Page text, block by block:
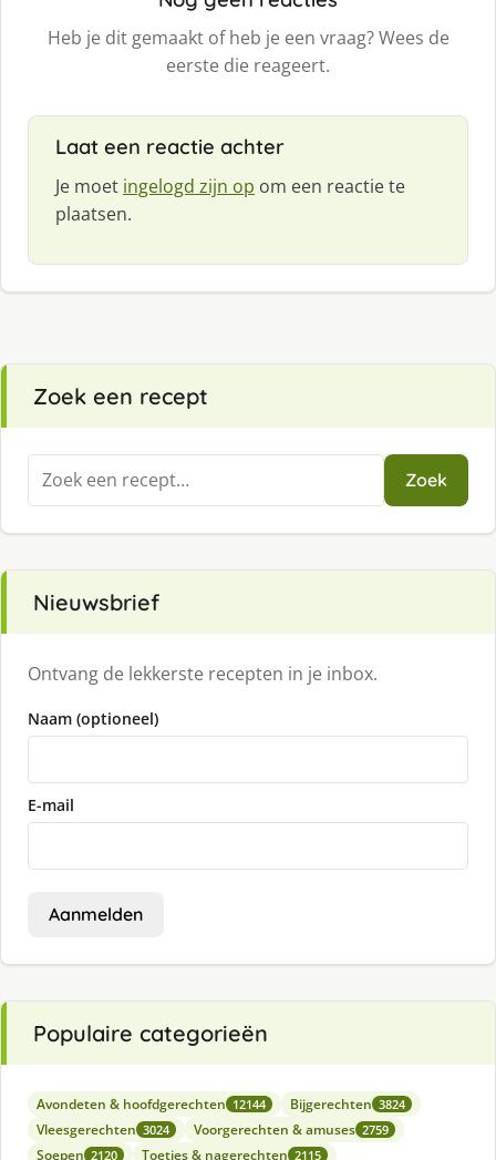
Heb je dit gemaakt of heb je een vraag? Wees de
eerste die reageert.
Laat een reactie achter
Je moet ingelogd zijn op om een reactie te
plaatsen.
Zoek een recept
Zoeken
naar:
Zoek
Nieuwsbrief
Ontvang de lekkerste recepten in je inbox.
Naam (optioneel)
E-mail
Aanmelden
Populaire categorieën
Avondeten & hoofdgerechten 12144 Bijgerechten 3824
Vleesgerechten 3024 Voorgerechten & amuses 2759
Soepen 2120 Toetjes & nagerechten 2115